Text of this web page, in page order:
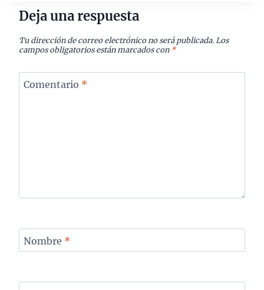
Deja una respuesta
Tu dirección de correo electrónico no será publicada. Los
campos obligatorios están marcados con *
Comentario *
Nombre *